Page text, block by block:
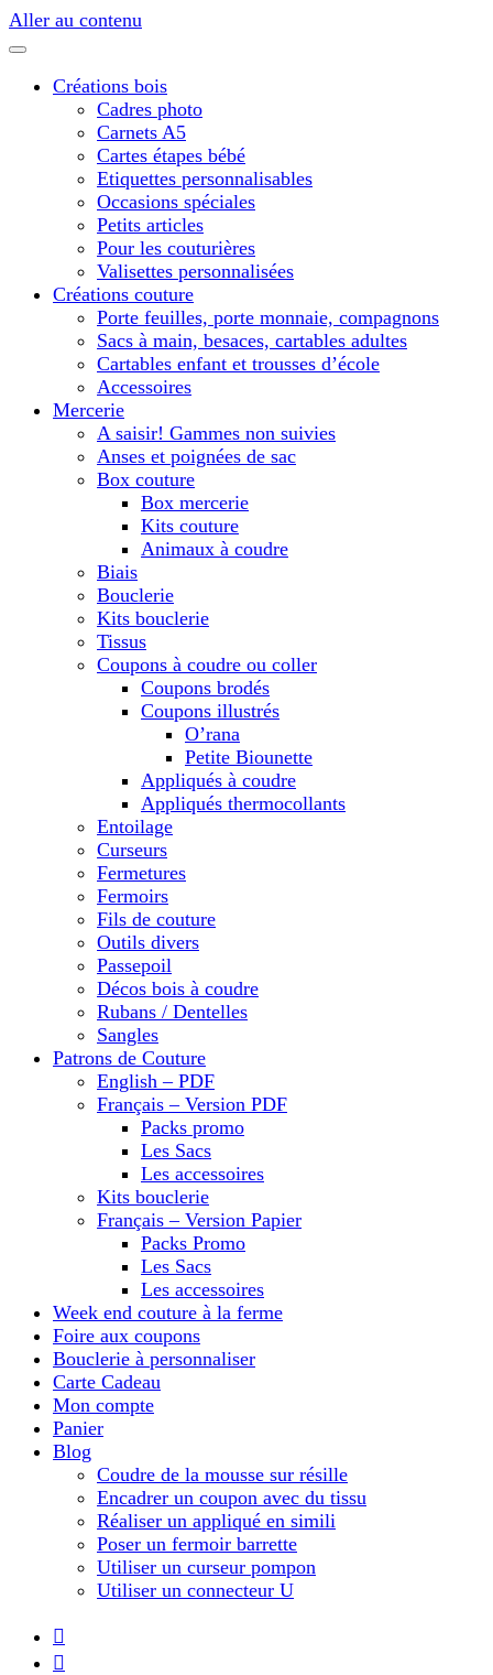
Aller au contenu
Créations bois
Cadres photo
Carnets A5
Cartes étapes bébé
Etiquettes personnalisables
Occasions spéciales
Petits articles
Pour les couturières
Valisettes personnalisées
Créations couture
Porte feuilles, porte monnaie, compagnons
Sacs à main, besaces, cartables adultes
Cartables enfant et trousses d’école
Accessoires
Mercerie
A saisir! Gammes non suivies
Anses et poignées de sac
Box couture
Box mercerie
Kits couture
Animaux à coudre
Biais
Bouclerie
Kits bouclerie
Tissus
Coupons à coudre ou coller
Coupons brodés
Coupons illustrés
O’rana
Petite Biounette
Appliqués à coudre
Appliqués thermocollants
Entoilage
Curseurs
Fermetures
Fermoirs
Fils de couture
Outils divers
Passepoil
Décos bois à coudre
Rubans / Dentelles
Sangles
Patrons de Couture
English – PDF
Français – Version PDF
Packs promo
Les Sacs
Les accessoires
Kits bouclerie
Français – Version Papier
Packs Promo
Les Sacs
Les accessoires
Week end couture à la ferme
Foire aux coupons
Bouclerie à personnaliser
Carte Cadeau
Mon compte
Panier
Blog
Coudre de la mousse sur résille
Encadrer un coupon avec du tissu
Réaliser un appliqué en simili
Poser un fermoir barrette
Utiliser un curseur pompon
Utiliser un connecteur U